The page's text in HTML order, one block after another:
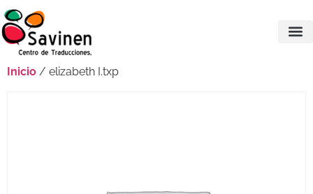
Inicio / elizabeth I.txp